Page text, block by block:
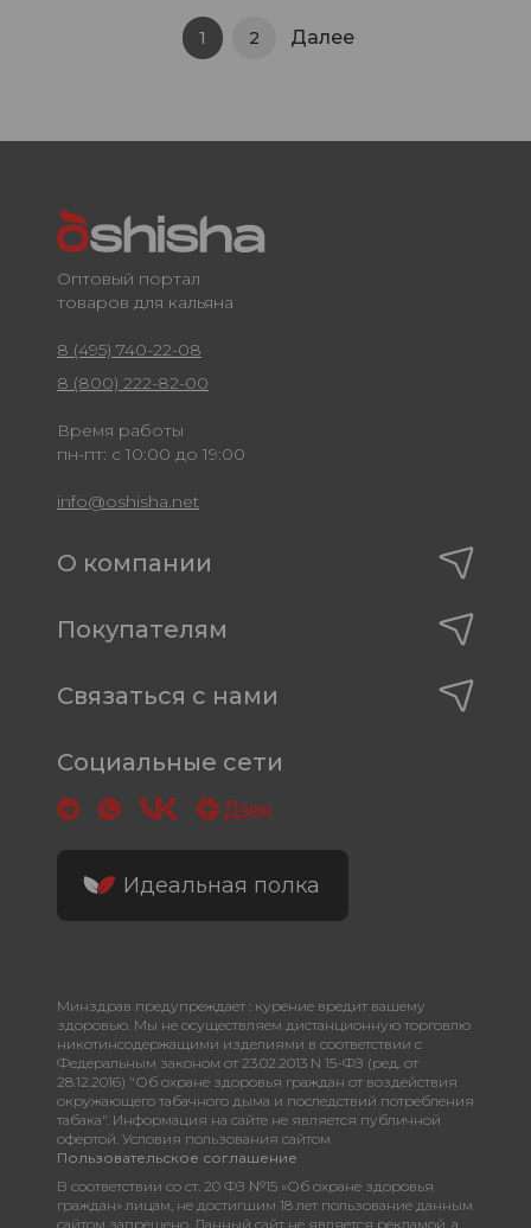
1 2 Далее
Оптовый портал
товаров для кальяна
8 (495) 740-22-08
8 (800) 222-82-00
Время работы
пн-пт: с 10:00 до 19:00
info@oshisha.net
О компании
Покупателям
Связаться с нами
Социальные сети
Идеальная полка
Минздрав предупреждает : курение вредит вашему
здоровью. Мы не осуществляем дистанционную торговлю
никотинсодержащими изделиями в соответствии с
Федеральным законом от 23.02.2013 N 15-ФЗ (ред. от
28.12.2016) "Об охране здоровья граждан от воздействия
окружающего табачного дыма и последствий потребления
табака". Информация на сайте не является публичной
офертой. Условия пользования сайтом
Пользовательское соглашение
В соответствии со ст. 20 ФЗ №15 «Об охране здоровья
граждан» лицам, не достигшим 18 лет пользование данным
сайтом запрещено. Данный сайт не является рекламой, а